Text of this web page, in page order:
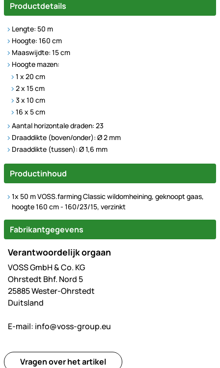
Productdetails
Lengte: 50 m
Hoogte: 160 cm
Maaswijdte: 15 cm
Hoogte mazen:
1 x 20 cm
2 x 15 cm
3 x 10 cm
16 x 5 cm
Aantal horizontale draden: 23
Draaddikte (boven/onder): Ø 2 mm
Draaddikte (tussen): Ø 1,6 mm
Productinhoud
1x 50 m VOSS.farming Classic wildomheining, geknoopt gaas,
hoogte 160 cm - 160/23/15, verzinkt
Fabrikantgegevens
Verantwoordelijk orgaan
VOSS GmbH & Co. KG
Ohrstedt Bhf. Nord 5
25885 Wester-Ohrstedt
Duitsland
E-mail: info@voss-group.eu
Vragen over het artikel